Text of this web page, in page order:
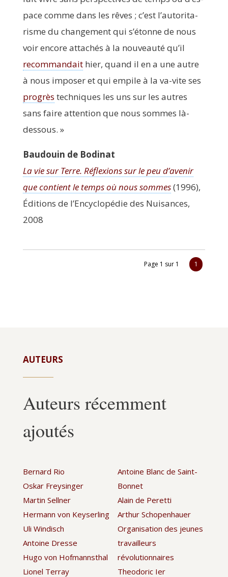
pace comme dans les rêves ; c’est l’au­to­ri­ta­
risme du chan­ge­ment qui s’é­tonne de nous
voir encore atta­chés à la nou­veau­té qu’il
recom­man­daithier, quand il en a une autre
à nous impo­ser et qui empile à la va-vite ses
pro­grès tech­niques les uns sur les autres
sans faire atten­tion que nous sommes là-
dessous. »
Bau­douin de Bodinat
La vie sur Terre. Réflexions sur le peu d’a­ve­nir
que contient le temps où nous sommes(1996),
Édi­tions de l’En­cy­clo­pé­die des Nui­sances,
2008
Page 1 sur 1 1
AUTEURS
Auteurs récemment
ajoutés
Bernard Rio
Oskar Freysinger
Martin Sellner
Hermann von Keyserling
Uli Windisch
Antoine Dresse
Hugo von Hofmannsthal
Lionel Terray
Antoine Blanc de Saint-
Bonnet
Alain de Peretti
Arthur Schopenhauer
Organisation des jeunes
travailleurs
révolutionnaires
Theodoric Ier